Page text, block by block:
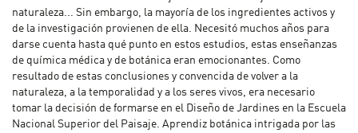
naturaleza... Sin embargo, la mayoría de los ingredientes activos y
de la investigación provienen de ella. Necesitó muchos años para
darse cuenta hasta qué punto en estos estudios, estas enseñanzas
de química médica y de botánica eran emocionantes. Como
resultado de estas conclusiones y convencida de volver a la
naturaleza, a la temporalidad y a los seres vivos, era necesario
tomar la decisión de formarse en el Diseño de Jardines en la Escuela
Nacional Superior del Paisaje. Aprendiz botánica intrigada por las